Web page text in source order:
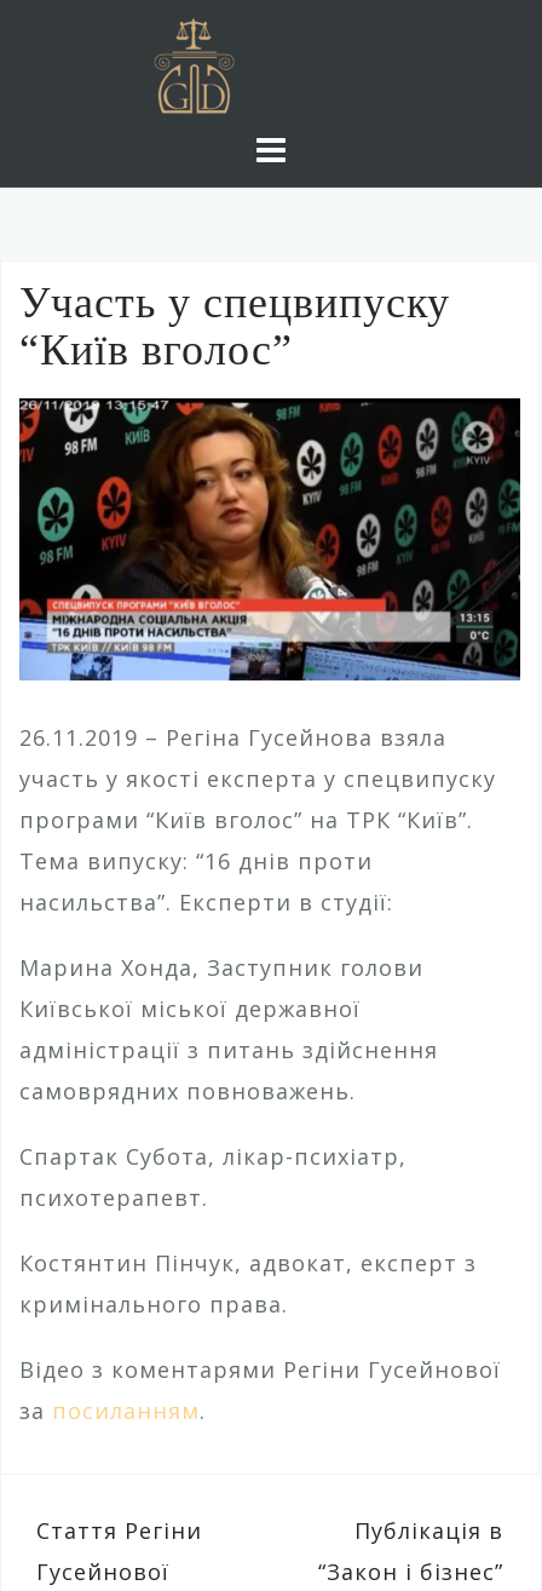
Участь у спецвипуску
“Київ вголос”
26.11.2019 – Регіна Гусейнова взяла
участь у якості експерта у спецвипуску
програми “Київ вголос” на ТРК “Київ”.
Тема випуску: “16 днів проти
насильства”. Експерти в студії:
Марина Хонда, Заступник голови
Київської міської державної
адміністрації з питань здійснення
самоврядних повноважень.
Спартак Субота, лікар-психіатр,
психотерапевт.
Костянтин Пінчук, адвокат, експерт з
кримінального права.
Відео з коментарями Регіни Гусейнової
за посиланням.
Навігація
записів
Стаття Регіни
Гусейнової
Публікація в
“Закон і бізнес”